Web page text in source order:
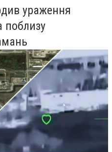
ураження
поблизу